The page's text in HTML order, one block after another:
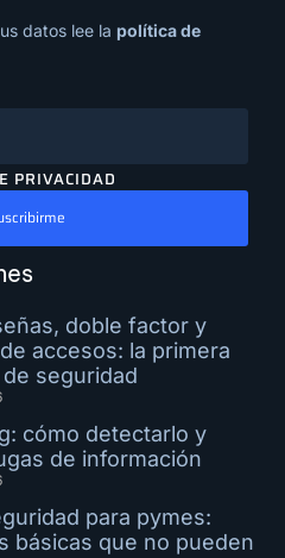
datos lee la política de
PRIVACIDAD
doble factor y
accesos: la primera
seguridad
cómo detectarlo y
de información
para pymes:
básicas que no pueden